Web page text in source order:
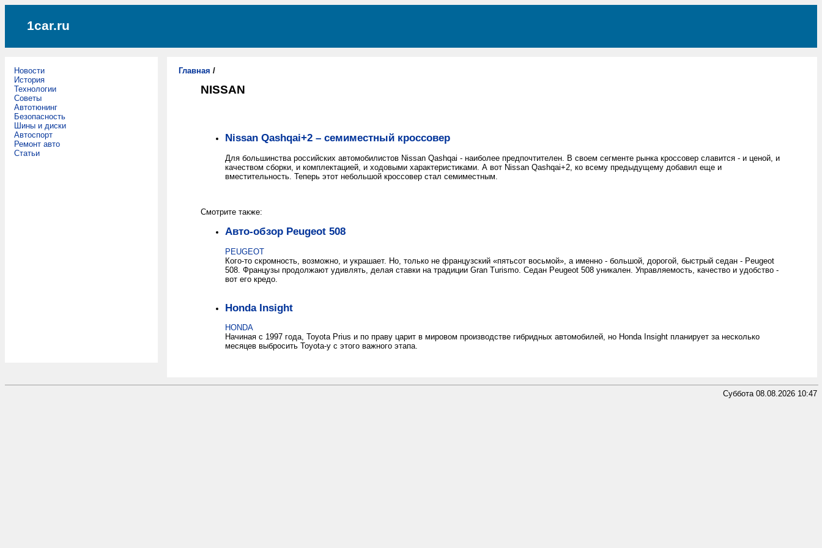
1car.ru
Новости
История
Технологии
Советы
Автотюнинг
Безопасность
Шины и диски
Автоспорт
Ремонт авто
Статьи
Главная /
NISSAN
Nissan Qashqai+2 – семиместный кроссовер
Для большинства российских автомобилистов Nissan Qashqai - наиболее предпочтителен. В своем сегменте рынка кроссовер славится - и ценой, и
качеством сборки, и комплектацией, и ходовыми характеристиками. А вот Nissan Qashqai+2, ко всему предыдущему добавил еще и
вместительность. Теперь этот небольшой кроссовер стал семиместным.
Смотрите также:
Авто-обзор Peugeot 508
PEUGEOT
Кого-то скромность, возможно, и украшает. Но, только не французский «пятьсот восьмой», а именно - большой, дорогой, быстрый седан - Peugeot
508. Французы продолжают удивлять, делая ставки на традиции Gran Turismo. Седан Peugeot 508 уникален. Управляемость, качество и удобство -
вот его кредо.
Honda Insight
HONDA
Начиная с 1997 года, Toyota Prius и по праву царит в мировом производстве гибридных автомобилей, но Honda Insight планирует за несколько
месяцев выбросить Toyota-у с этого важного этапа.
Суббота 08.08.2026 10:47